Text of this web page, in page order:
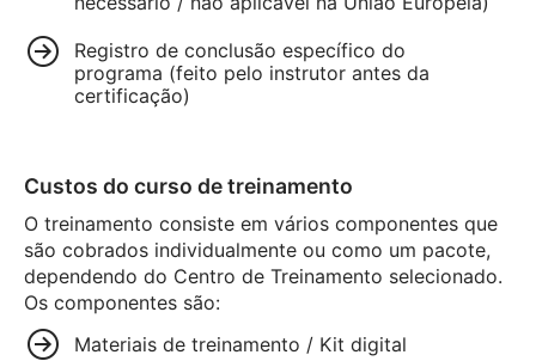
Registro de conclusão específico do
programa (feito pelo instrutor antes da
certificação)
Custos do curso de treinamento
O treinamento consiste em vários componentes que
são cobrados individualmente ou como um pacote,
dependendo do Centro de Treinamento selecionado.
Os componentes são:
Materiais de treinamento / Kit digital